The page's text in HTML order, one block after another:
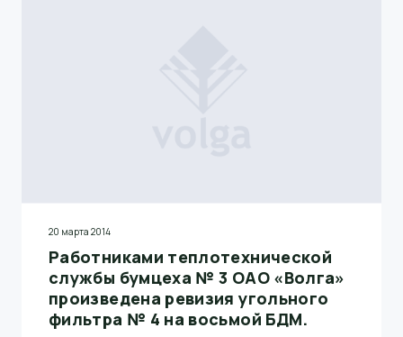
20 марта 2014
Работниками теплотехнической
службы бумцеха № 3 ОАО «Волга»
произведена ревизия угольного
фильтра № 4 на восьмой БДМ.